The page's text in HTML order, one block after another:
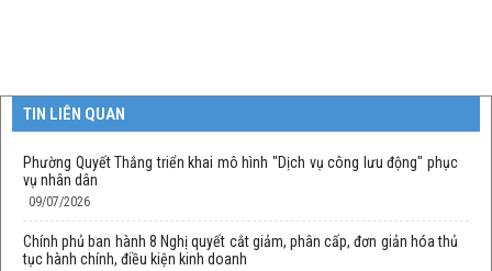
TIN LIÊN QUAN
Phường Quyết Thắng triển khai mô hình "Dịch vụ công lưu động" phục
vụ nhân dân
09/07/2026
Chính phủ ban hành 8 Nghị quyết cắt giảm, phân cấp, đơn giản hóa thủ
tục hành chính, điều kiện kinh doanh